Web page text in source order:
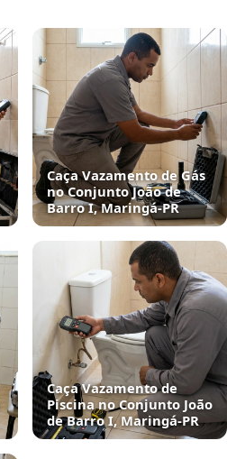
Caça Vazamento de Gás
no Conjunto João de
Barro I, Maringá‑PR
Caça Vazamento de
Piscina no Conjunto João
de Barro I, Maringá‑PR